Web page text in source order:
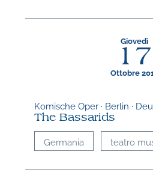
Giovedì
17
Ottobre
Komische Oper · Berlin ·
The Bassarids
Germania teatro